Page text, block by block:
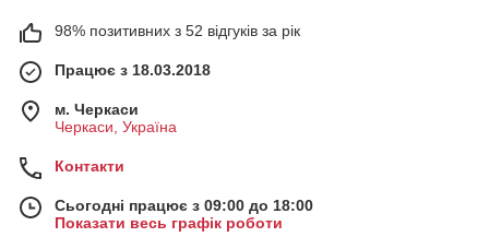
98% позитивних з 52 відгуків за рік
Працює з 18.03.2018
м. Черкаси
Черкаси, Україна
Контакти
Сьогодні працює з 09:00 до 18:00
Показати весь графік роботи